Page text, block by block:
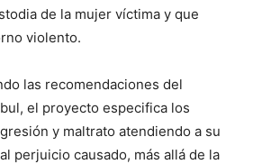
de la mujer víctima y que
violento.
las recomendaciones del
el proyecto especifica los
y maltrato atendiendo a su
perjuicio causado, más allá de la